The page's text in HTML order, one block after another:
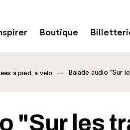
Boutique
à pied, à vélo Balade audio "Sur
"Sur les